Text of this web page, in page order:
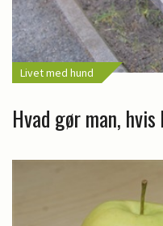
Livet med hund
Hvad gør man,